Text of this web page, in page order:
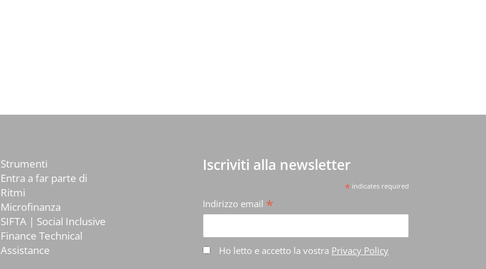
Strumenti
Entra a far parte di
Ritmi
Microfinanza
SIFTA | Social Inclusive
Finance Technical
Assistance
Iscriviti alla newsletter
* indicates required
Indirizzo email *
Ho letto e accetto la vostra Privacy Policy